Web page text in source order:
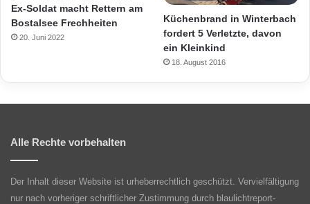
Ex-Soldat macht Rettern am
Bostalsee Frechheiten
20. Juni 2022
Küchenbrand in Winterbach
fordert 5 Verletzte, davon
ein Kleinkind
18. August 2016
Alle Rechte vorbehalten
Der Inhalt dieser Website ist urheberrechtlich geschützt. Vervielfältigung
nur nach vorheriger schriftlicher Zustimmung durch blaulichtreport-